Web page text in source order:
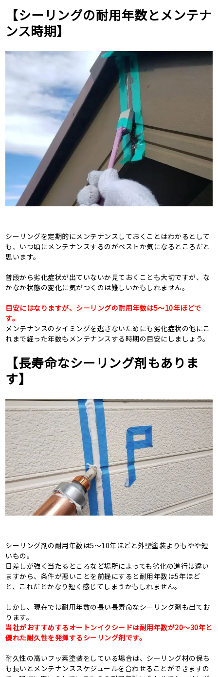
【シーリングの耐用年数とメンテナ
ンス時期】
シーリングを定期的にメンテナンスしておくことはわかるとして
も、いつ頃にメンテナンスするのがベストか気になるところだと
思います。
普段から劣化症状が出ていないか見ておくことも大切ですが、な
かなか状態の変化に気がつくのは難しいかもしれません。
目安にはなりますが、シーリングの耐用年数は5～10年ほどで
す。
メンテナンスのタイミングを逃さないためにも劣化症状の他にこ
れまで経った年数もメンテナンスする時期の目安にしましょう。
【長寿命なシーリング剤もありま
す】
シーリング剤の耐用年数は5～10年ほどと外壁塗装よりもやや短
いもの。
日差しが強く当たるところなど場所によっても劣化の進行は違い
ますから、条件が悪いことを前提にすると耐用年数は5年ほど
と、これだとかなり短く感じてしまうかもしれません。
しかし、現在では耐用年数の長い長寿命なシーリング剤も出てお
ります。
当社がおすすめするオートンイクシードは耐用年数が20～30年と
優れた耐久性を発揮するシーリング剤です。
耐久性の高いフッ素塗装をしている場合は、シーリング材の保ち
も長いとメンテナンススケジュールを合わせることができますの